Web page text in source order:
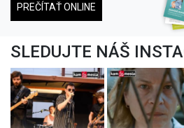
PREČÍTAŤ ONLINE
SLEDUJTE NÁŠ